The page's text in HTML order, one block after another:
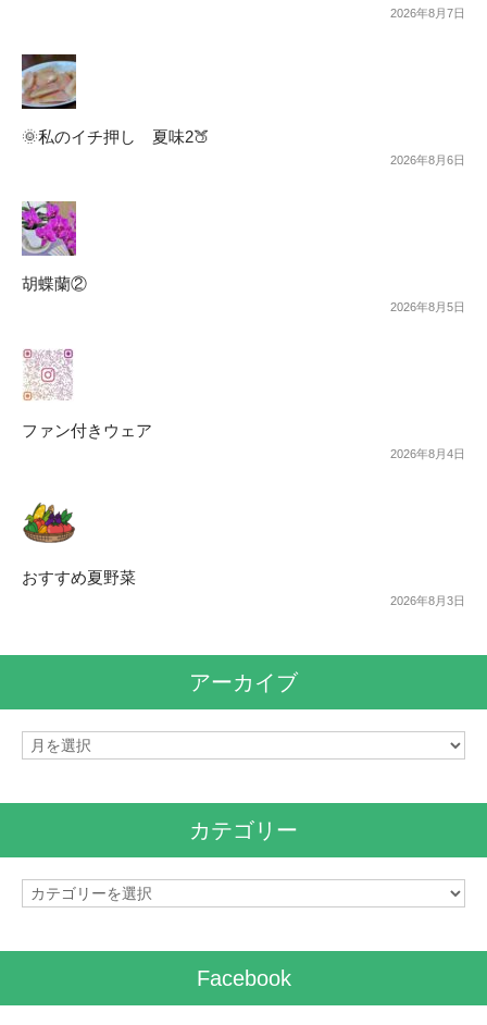
2026年8月7日
🌞私のイチ押し 夏味2🍑
2026年8月6日
胡蝶蘭②
2026年8月5日
ファン付きウェア
2026年8月4日
おすすめ夏野菜
2026年8月3日
アーカイブ
ア
カテゴリー
カ
Facebook